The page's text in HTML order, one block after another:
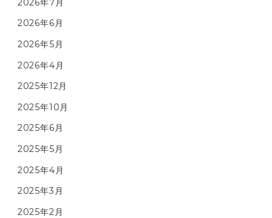
2026年7月
2026年6月
2026年5月
2026年4月
2025年12月
2025年10月
2025年6月
2025年5月
2025年4月
2025年3月
2025年2月